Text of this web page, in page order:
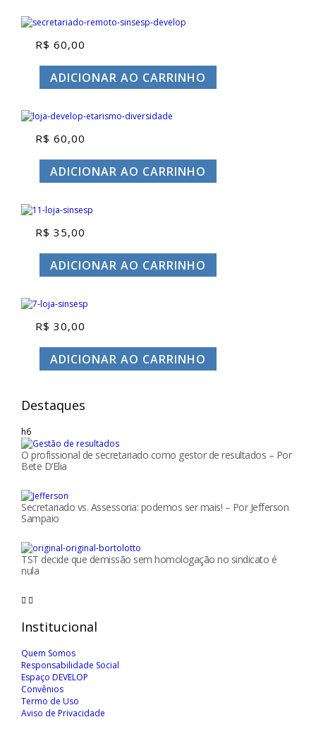
R$ 60,00
ADICIONAR AO CARRINHO
R$ 60,00
ADICIONAR AO CARRINHO
R$ 35,00
ADICIONAR AO CARRINHO
R$ 30,00
ADICIONAR AO CARRINHO
Destaques
h6
O profissional de secretariado como gestor de resultados – Por
Bete D’Elia
Secretariado vs. Assessoria: podemos ser mais! – Por Jefferson
Sampaio
TST decide que demissão sem homologação no sindicato é
nula
Institucional
Quem Somos
Responsabilidade Social
Espaço DEVELOP
Convênios
Termo de Uso
Aviso de Privacidade